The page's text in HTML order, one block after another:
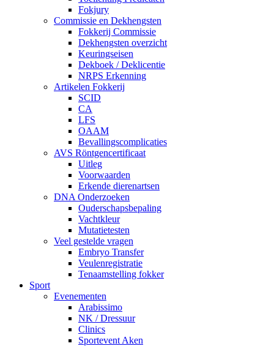
Fokjury
Commissie en Dekhengsten
Fokkerij Commissie
Dekhengsten overzicht
Keuringseisen
Dekboek / Deklicentie
NRPS Erkenning
Artikelen Fokkerij
SCID
CA
LFS
OAAM
Bevallingscomplicaties
AVS Röntgencertificaat
Uitleg
Voorwaarden
Erkende dierenartsen
DNA Onderzoeken
Ouderschapsbepaling
Vachtkleur
Mutatietesten
Veel gestelde vragen
Embryo Transfer
Veulenregistratie
Tenaamstelling fokker
Sport
Evenementen
Arabissimo
NK / Dressuur
Clinics
Sportevent Aken